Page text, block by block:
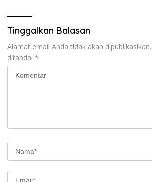
Tinggalkan Balasan
Alamat email Anda tidak akan dipublikasikan.
ditandai *